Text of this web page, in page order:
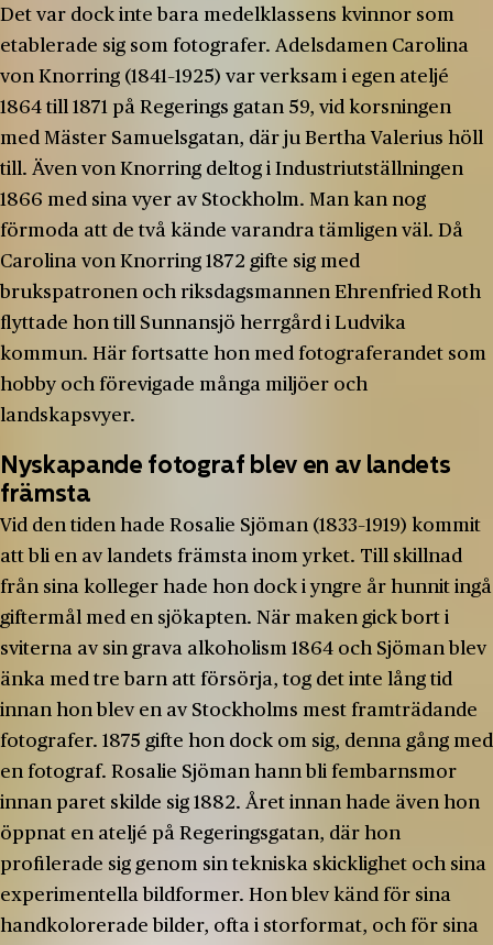
Det var dock inte bara medelklassens kvinnor som
etablerade sig som fotografer. Adelsdamen Carolina
von Knorring (1841–1925) var verksam i egen ateljé
1864 till 1871 på Regerings gatan 59, vid korsningen
med Mäster Samuelsgatan, där ju Bertha Valerius höll
till. Även von Knorring deltog i Industriutställningen
1866 med sina vyer av Stockholm. Man kan nog
förmoda att de två kände varandra tämligen väl. Då
Carolina von Knorring 1872 gifte sig med
brukspatronen och riksdagsmannen Ehrenfried Roth
flyttade hon till Sunnansjö herrgård i Ludvika
kommun. Här fortsatte hon med fotograferandet som
hobby och förevigade många miljöer och
landskapsvyer.
Nyskapande fotograf blev en av landets
främsta
Vid den tiden hade Rosalie Sjöman (1833–1919) kommit
att bli en av landets främsta inom yrket. Till skillnad
från sina kolleger hade hon dock i yngre år hunnit ingå
giftermål med en sjökapten. När maken gick bort i
sviterna av sin grava alkoholism 1864 och Sjöman blev
änka med tre barn att försörja, tog det inte lång tid
innan hon blev en av Stockholms mest framträdande
fotografer. 1875 gifte hon dock om sig, denna gång med
en fotograf. Rosalie Sjöman hann bli fembarnsmor
innan paret skilde sig 1882. Året innan hade även hon
öppnat en ateljé på Regeringsgatan, där hon
profilerade sig genom sin tekniska skicklighet och sina
experimentella bildformer. Hon blev känd för sina
handkolorerade bilder, ofta i storformat, och för sina